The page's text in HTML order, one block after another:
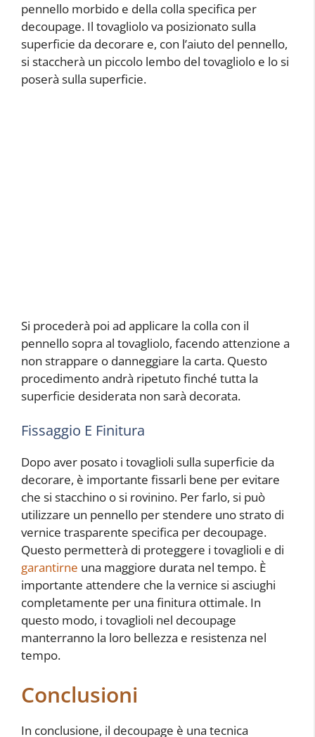
pennello morbido e della colla specifica per
decoupage. Il tovagliolo va posizionato sulla
superficie da decorare e, con l’aiuto del pennello,
si staccherà un piccolo lembo del tovagliolo e lo si
poserà sulla superficie.
Si procederà poi ad applicare la colla con il
pennello sopra al tovagliolo, facendo attenzione a
non strappare o danneggiare la carta. Questo
procedimento andrà ripetuto finché tutta la
superficie desiderata non sarà decorata.
Fissaggio E Finitura
Dopo aver posato i tovaglioli sulla superficie da
decorare, è importante fissarli bene per evitare
che si stacchino o si rovinino. Per farlo, si può
utilizzare un pennello per stendere uno strato di
vernice trasparente specifica per decoupage.
Questo permetterà di proteggere i tovaglioli e di
garantirne una maggiore durata nel tempo. È
importante attendere che la vernice si asciughi
completamente per una finitura ottimale. In
questo modo, i tovaglioli nel decoupage
manterranno la loro bellezza e resistenza nel
tempo.
Conclusioni
In conclusione, il decoupage è una tecnica